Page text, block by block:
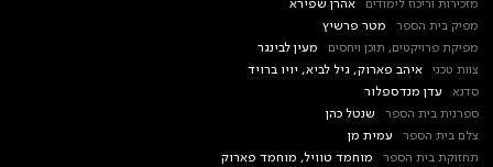
מזכירות וריכוז לימודים
אהרן שפירא
מפיק בית הספר
מטר פרשיץ
מפיקת פרויקטים, תוכן ויחסים
מעין לבינגר
צוות טכני
איהב פארוק, גיל לביא, יויו ברויד
סדנא
עדן מנדספלור
ספרנית בית הספר
שנטל כהן
צלם בית הספר
עמית מן
תחזוקת בית הספר
מוחמד טוויל, מוחמד פארוק